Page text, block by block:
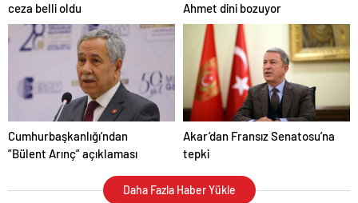
ceza belli oldu
Ahmet dini bozuyor
Cumhurbaşkanlığı’ndan
”Bülent Arınç” açıklaması
Akar’dan Fransız Senatosu’na
tepki
Daha Fazla Haber Yükle